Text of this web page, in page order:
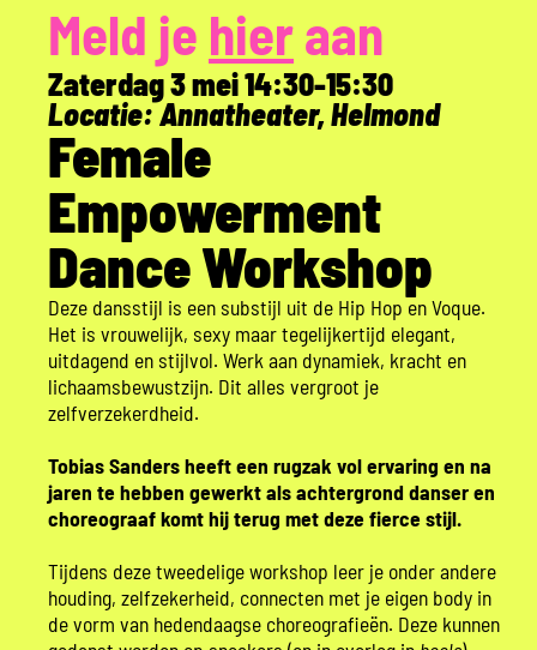
Meld je hieraan
Zaterdag 3 mei 14:30-15:30
Locatie: Annatheater, Helmond
Female
Empowerment
Dance Workshop
Deze dansstijl is een substijl uit de Hip Hop en Voque.
Het is vrouwelijk, sexy maar tegelijkertijd elegant,
uitdagend en stijlvol. Werk aan dynamiek, kracht en
lichaamsbewustzijn. Dit alles vergroot je
zelfverzekerdheid.
Tobias Sanders heeft een rugzak vol ervaring en na
jaren te hebben gewerkt als achtergrond danser en
choreograaf komt hij terug met deze fierce stijl.
Tijdens deze tweedelige workshop leer je onder andere
houding, zelfzekerheid, connecten met je eigen body in
de vorm van hedendaagse choreografieën. Deze kunnen